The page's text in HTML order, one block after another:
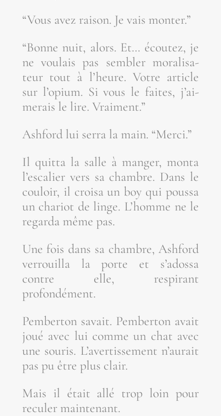
“Vous avez rai­son. Je vais monter.”
“Bonne nuit, alors. Et… écou­tez, je
ne vou­lais pas sem­bler mora­li­sa­
teur tout à l’heure. Votre article
sur l’o­pium. Si vous le faites, j’ai­
me­rais le lire. Vraiment.”
Ash­ford lui ser­ra la main. “Mer­ci.”
Il quit­ta la salle à man­ger, mon­ta
l’es­ca­lier vers sa chambre. Dans le
cou­loir, il croi­sa un boy qui pous­sa
un cha­riot de linge. L’homme ne le
regar­da même pas.
Une fois dans sa chambre, Ash­ford
ver­rouilla la porte et s’a­dos­sa
contre elle, res­pi­rant
profondément.
Pem­ber­ton savait. Pem­ber­ton avait
joué avec lui comme un chat avec
une sou­ris. L’a­ver­tis­se­ment n’au­rait
pas pu être plus clair.
Mais il était allé trop loin pour
recu­ler maintenant.